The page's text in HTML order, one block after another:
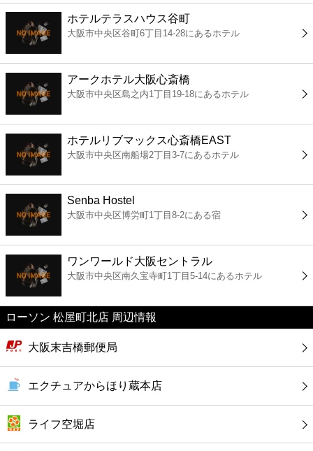
薬局
スーパー
エンタメ
レジャー
書店
ファミレス
ファーストフード
カフェ
ショッピング
病院
ホテルテラスハウス谷町
大阪市中央区谷町6丁目14-28にあるホテル
アークホテル大阪心斎橋
大阪市中央区島之内1丁目19-18にあるホテル
ホテルリブマックス心斎橋EAST
大阪市中央区南船場2丁目3-7にあるホテル
Senba Hostel
大阪市中央区博労町1丁目8-2にある宿
ワンワールド大阪セントラル
大阪市中央区南久宝寺町1丁目5-14にあるホテル
ローソン 松屋町北店 周辺情報
大阪末吉橋郵便局
エクチュアからほり蔵本店
ライフ空堀店